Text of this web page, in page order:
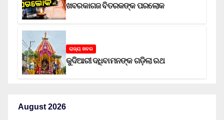
ଖବରକାଗଜ ବିତରକଙ୍କ ପରଲୋକ
ରାଜ୍ୟ ଖବର
କୁଦିଆରୀ ଦଧିବାମନଙ୍କ ଗଡ଼ିଲା ରଥ
August 2026